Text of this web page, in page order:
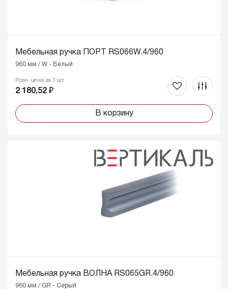
Мебельная ручка ПОРТ RS066W.4/960
960 мм / W - Белый
Розн. цена за 1 шт
2 180,52 ₽
В корзину
Мебельная ручка ВОЛНА RS065GR.4/960
960 мм / GR - Серый